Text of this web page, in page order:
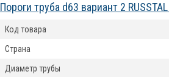
Пороги труба d63 вариант 2
Код товара
Страна
Диаметр трубы